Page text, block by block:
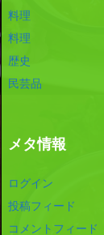
料理
料理
歴史
民芸品
メタ情報
ログイン
投稿フィード
コメントフィード